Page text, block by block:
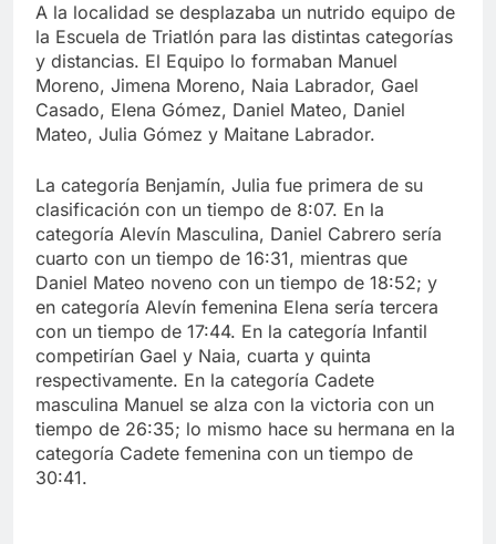
A la localidad se desplazaba un nutrido equipo de
la Escuela de Triatlón para las distintas categorías
y distancias. El Equipo lo formaban Manuel
Moreno, Jimena Moreno, Naia Labrador, Gael
Casado, Elena Gómez, Daniel Mateo, Daniel
Mateo, Julia Gómez y Maitane Labrador.
La categoría Benjamín, Julia fue primera de su
clasificación con un tiempo de 8:07. En la
categoría Alevín Masculina, Daniel Cabrero sería
cuarto con un tiempo de 16:31, mientras que
Daniel Mateo noveno con un tiempo de 18:52; y
en categoría Alevín femenina Elena sería tercera
con un tiempo de 17:44. En la categoría Infantil
competirían Gael y Naia, cuarta y quinta
respectivamente. En la categoría Cadete
masculina Manuel se alza con la victoria con un
tiempo de 26:35; lo mismo hace su hermana en la
categoría Cadete femenina con un tiempo de
30:41.